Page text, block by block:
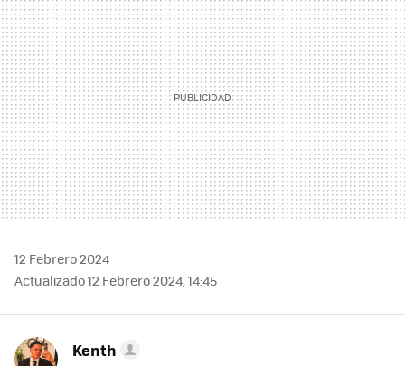
12 Febrero 2024
Actualizado 12 Febrero 2024, 14:45
Kenth